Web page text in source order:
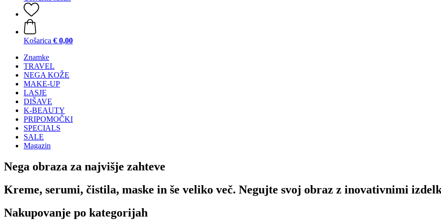
Košarica € 0,00
Znamke
TRAVEL
NEGA KOŽE
MAKE-UP
LASJE
DIŠAVE
K-BEAUTY
PRIPOMOČKI
SPECIALS
SALE
Magazin
Nega obraza za najvišje zahteve
Kreme, serumi, čistila, maske in še veliko več. Negujte svoj obraz z inovativnimi
Nakupovanje po kategorijah